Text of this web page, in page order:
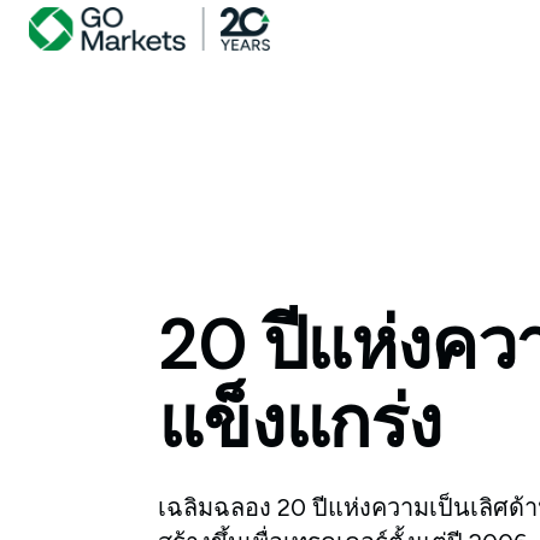
20 ปีแห่งคว
แข็งแกร่ง
เฉลิมฉลอง 20 ปีแห่งความเป็นเลิศด้